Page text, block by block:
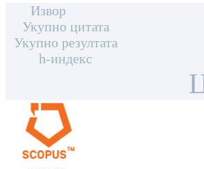
Извор
Укупно цитата
Укупно резултата
h-индекс